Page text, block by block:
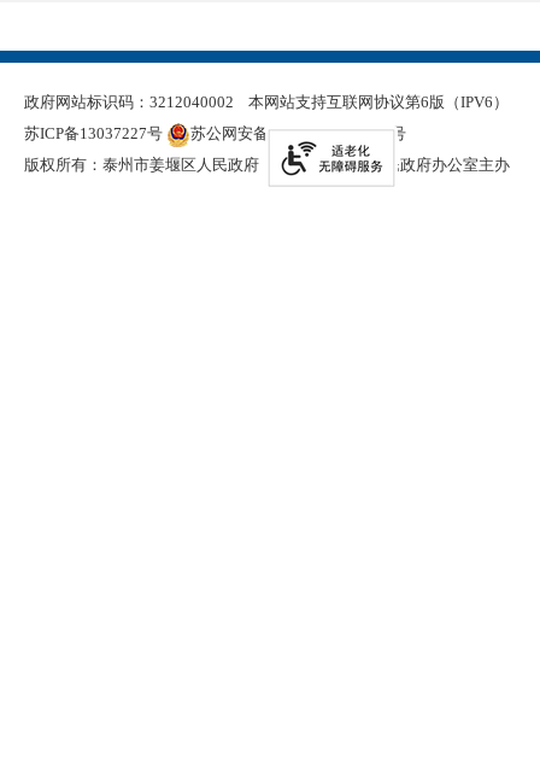
政府网站标识码：3212040002
本网站支持互联网协议第6版（IPV6）
苏ICP备13037227号
苏公网安备 32120402000321号
版权所有：泰州市姜堰区人民政府
泰州市姜堰区人民政府办公室主办